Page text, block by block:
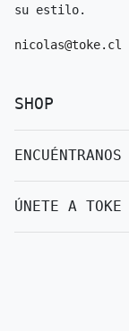
su estilo.
nicolas@toke.cl
SHOP
ENCUÉNTRANOS
ÚNETE A TOKE